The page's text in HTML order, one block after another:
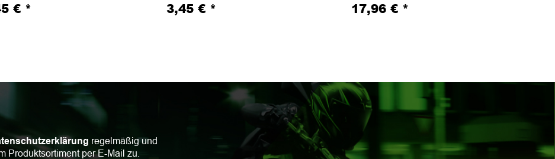
€ * 3,45 € * 17,96 € *
regelmäßig und
Produktsortiment per E-Mail zu.